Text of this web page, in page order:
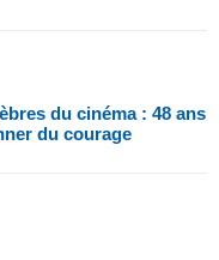
du cinéma : 48 ans
du courage